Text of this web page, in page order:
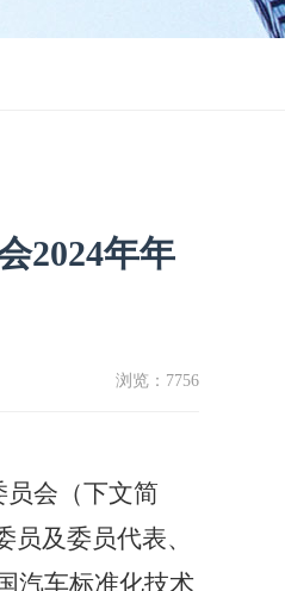
2024年年
浏览： 7756
会（下文简
员及委员代表、
汽车标准化技术